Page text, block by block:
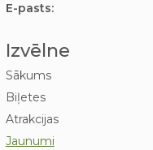
E-pasts:
Izvēlne
Sākums
Biļetes
Atrakcijas
Jaunumi